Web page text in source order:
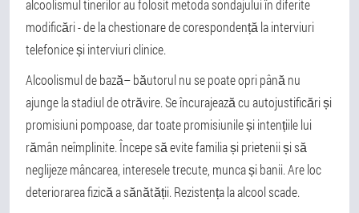
alcoolismul tinerilor au folosit metoda sondajului în diferite
modificări - de la chestionare de corespondență la interviuri
telefonice și interviuri clinice.
Alcoolismul de bază– băutorul nu se poate opri până nu
ajunge la stadiul de otrăvire. Se încurajează cu autojustificări și
promisiuni pompoase, dar toate promisiunile și intențiile lui
rămân neîmplinite. Începe să evite familia și prietenii și să
neglijeze mâncarea, interesele trecute, munca și banii. Are loc
deteriorarea fizică a sănătății. Rezistența la alcool scade.